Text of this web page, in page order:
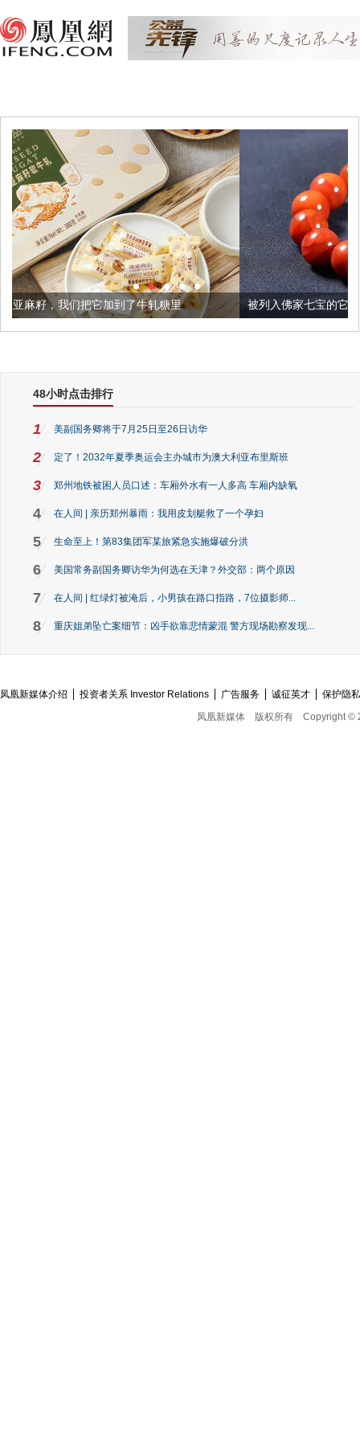
了牛轧糖里 被列入佛家七宝的它到底有多美？
48小时点击排行
1 美副国务卿将于7月25日至26日访华
2 定了！2032年夏季奥运会主办城市为澳大利亚布里斯班
3 郑州地铁被困人员口述：车厢外水有一人多高 车厢内缺氧
4 在人间 | 亲历郑州暴雨：我用皮划艇救了一个孕妇
5 生命至上！第83集团军某旅紧急实施爆破分洪
6 美国常务副国务卿访华为何选在天津？外交部：两个原因
7 在人间 | 红绿灯被淹后，小男孩在路口指路，7位摄影师...
8 重庆姐弟坠亡案细节：凶手欲靠悲情蒙混 警方现场勘察发现...
凤凰新媒体介绍 投资者关系 Investor Relations 广告服务 诚征英才
保护隐
凤凰新媒体
版权所有 Copyright ©